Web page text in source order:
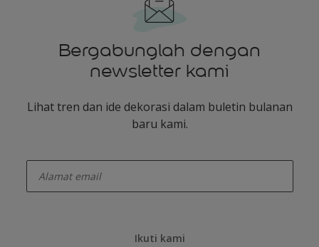
Bergabunglah dengan
newsletter kami
Lihat tren dan ide dekorasi dalam buletin bulanan
baru kami.
Ikuti kami